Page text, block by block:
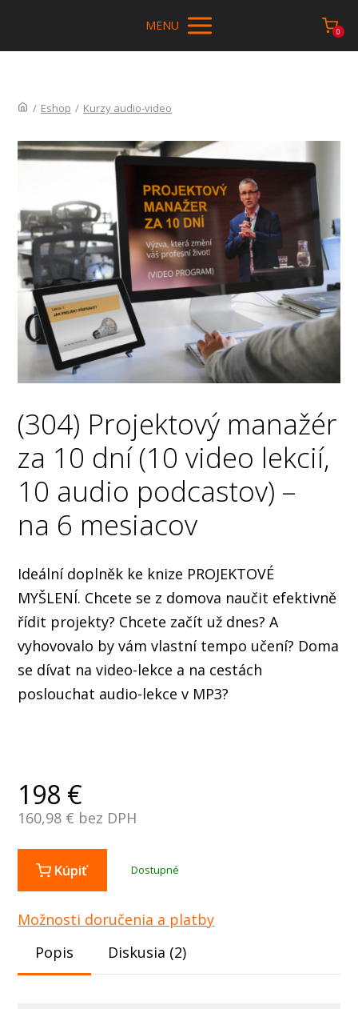
MENU 0
/ Eshop / Kurzy audio-video
(304) Projektový manažér
za 10 dní (10 video lekcií,
10 audio podcastov) –
na 6 mesiacov
Ideální doplněk ke knize PROJEKTOVÉ
MYŠLENÍ. Chcete se z domova naučit efektivně
řídit projekty? Chcete začít už dnes? A
vyhovovalo by vám vlastní tempo učení? Doma
se dívat na video-lekce a na cestách
poslouchat audio-lekce v MP3?
198 €
160,98 € bez DPH
Kúpiť Dostupné
Možnosti doručenia a platby
Popis
Diskusia (2)